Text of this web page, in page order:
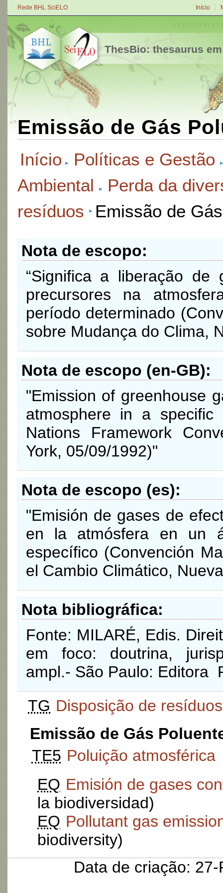
Rede BHL SciELO Início
ThesBio: thesaurus
Emissão de Gás
Início
Políticas e Gestão
Ambiental
Perda da
resíduos
Emissão de
Nota de escopo
“Significa a liberação
precursores na
período determinado
sobre Mudança do Clima,
Nota de escopo (en-GB)
"Emission of greenhouse
atmosphere in a
Nations Framework
York, 05/09/1992)"
Nota de escopo (es)
"Emisión de gases de
en la atmósfera en un
específico (Convención
el Cambio Climático,
Nota bibliográfica
Fonte: MILARÉ, Edis.
em foco: doutrina,
ampl.- São Paulo: Editora
TG Disposição de resíduos
Emissão de Gás
TE5 Poluição atmosférica
EQ Emisión de gases
la biodiversidad)
EQ Pollutant gas
biodiversity)
Data de criação: